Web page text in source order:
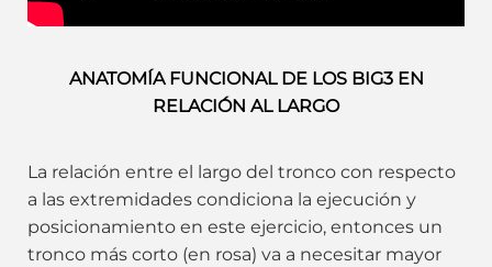
ANATOMÍA FUNCIONAL DE LOS BIG3 EN
RELACIÓN AL LARGO
La relación entre el largo del tronco con respecto
a las extremidades condiciona la ejecución y
posicionamiento en este ejercicio, entonces un
tronco más corto (en rosa) va a necesitar mayor